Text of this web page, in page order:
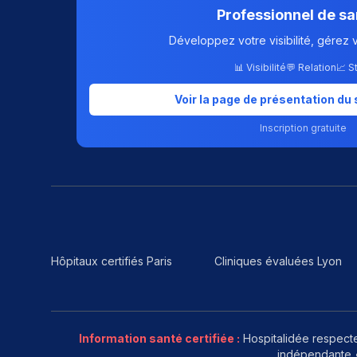
Professionnel de
Développez votre visibilité, gérez
📊 Visibilité💬 Relation📈
Voir la page de présentation du
Inscription gratuite
Hôpitaux certifiés Paris Cliniques évaluées Lyon
Information santé certifiée : Hospitalidée
indépendante